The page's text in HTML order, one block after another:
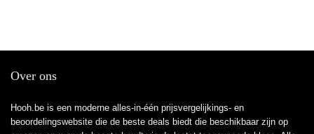
Over ons
Hooh.be is een moderne alles-in-één prijsvergelijkings- en
beoordelingswebsite die de beste deals biedt die beschikbaar zijn op